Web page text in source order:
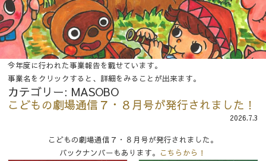
今年度に行われた事業報告を載せています。
事業名をクリックすると、詳細をみることが出来ます。
カテゴリー: MASOBO
こどもの劇場通信７・８月号が発行されました！
2026.7.3
こどもの劇場通信７・８月号が発行されました。
バックナンバーもあります。 こちらから！